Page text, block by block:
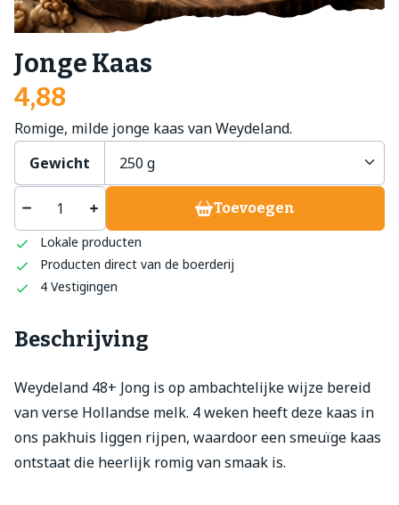
Jonge Kaas
4,88
Romige, milde jonge kaas van Weydeland.
Gewicht
Toevoegen
Lokale producten
Producten direct van de boerderij
4 Vestigingen
Beschrijving
Weydeland 48+ Jong is op ambachtelijke wijze bereid
van verse Hollandse melk. 4 weken heeft deze kaas in
ons pakhuis liggen rijpen, waardoor een smeuïge kaas
ontstaat die heerlijk romig van smaak is.